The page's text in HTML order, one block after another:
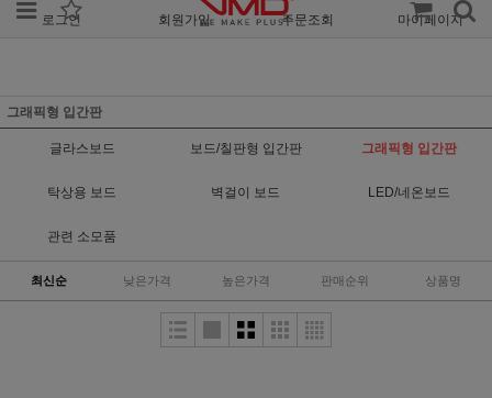
로그인 회원가입 주문조회 마이페이지
그래픽형 입간판
글라스보드 보드/칠판형 입간판 그래픽형 입간판
탁상용 보드 벽걸이 보드 LED/네온보드
관련 소모품
최신순 낮은가격 높은가격 판매순위 상품명